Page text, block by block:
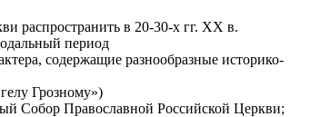
распространить в 20-30-х гг. XX в.
период
содержащие разнообразные историко-
Грозному»)
Собор Православной Российской Церкви;